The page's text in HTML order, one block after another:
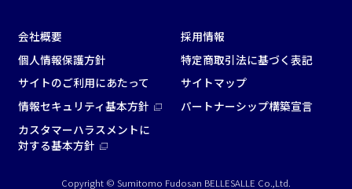
会社概要
採用情報
個人情報保護方針
特定商取引法に基づく表記
サイトのご利用にあたって
サイトマップ
情報セキュリティ基本方針
パートナーシップ構築宣言
カスタマーハラスメントに
対する基本方針
Copyright © Sumitomo Fudosan BELLESALLE Co.,Ltd.